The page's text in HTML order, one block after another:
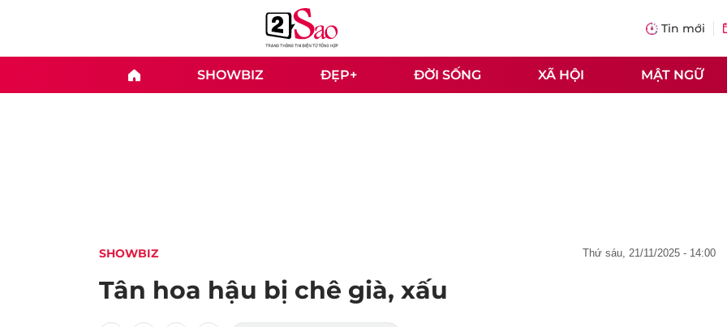
Tin mới
SHOWBIZ ĐẸP+ ĐỜI SỐNG XÃ HỘI MẬT NGỮ
SHOWBIZ thứ sáu, 21/11/2025 - 14:00
Tân hoa hậu bị chê già, xấu